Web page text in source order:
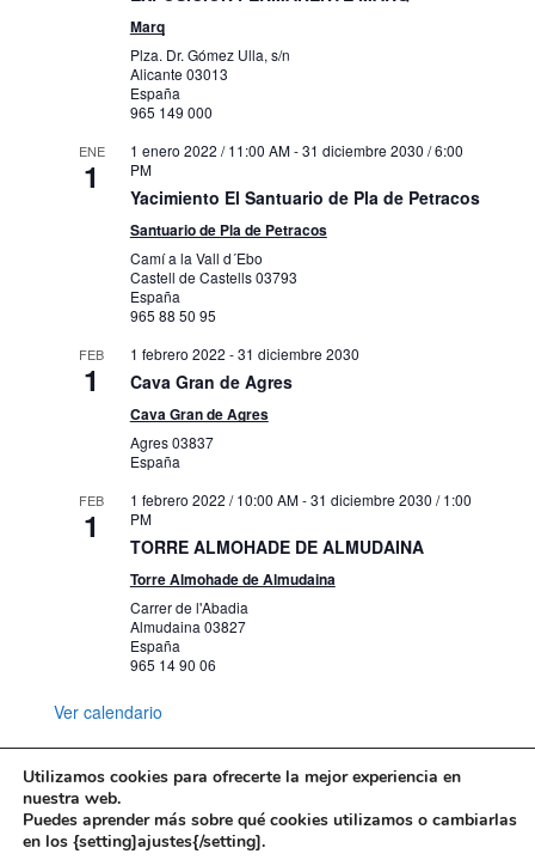
Marq
Plza. Dr. Gómez Ulla, s/n
Alicante 03013
España
965 149 000
ENE
1
1 enero 2022 / 11:00 AM-31 diciembre 2030 / 6:00
PM
Yacimiento El Santuario de Pla de Petracos
Santuario de Pla de Petracos
Camí a la Vall d´Ebo
Castell de Castells03793
España
965 88 50 95
FEB
1
1 febrero 2022 -31 diciembre 2030
Cava Gran de Agres
Cava Gran de Agres
Agres03837
España
FEB
1
1 febrero 2022 / 10:00 AM-31 diciembre 2030 / 1:00
PM
TORRE ALMOHADE DE ALMUDAINA
Torre Almohade de Almudaina
Carrer de l'Abadia
Almudaina 03827
España
965 14 90 06
Ver calendario
Mapa web
Política de Privacidad
Politica de cookies
Utilizamos cookies para ofrecerte la mejor experiencia en
nuestra web.
Puedes aprender más sobre qué cookies utilizamos o cambiarlas
en los {setting]ajustes{/setting].